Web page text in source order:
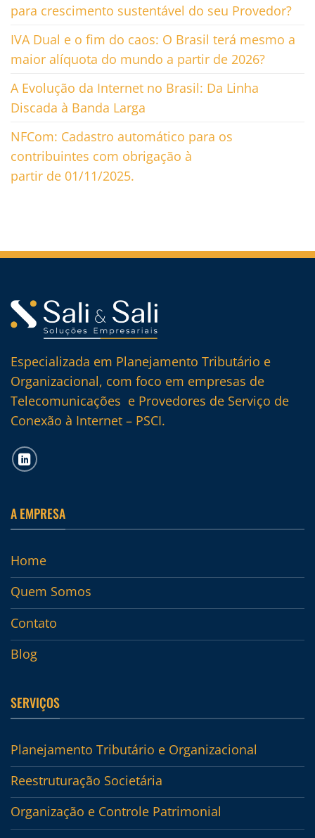
para crescimento sustentável do seu Provedor?
IVA Dual e o fim do caos: O Brasil terá mesmo a
maior alíquota do mundo a partir de 2026?
A Evolução da Internet no Brasil: Da Linha
Discada à Banda Larga
NFCom: Cadastro automático para os
contribuintes com obrigação à
partir de 01/11/2025.
Especializada em Planejamento Tributário e
Organizacional, com foco em empresas de
Telecomunicações e Provedores de Serviço de
Conexão à Internet – PSCI.
A EMPRESA
Home
Quem Somos
Contato
Blog
SERVIÇOS
Planejamento Tributário e Organizacional
Reestruturação Societária
Organização e Controle Patrimonial